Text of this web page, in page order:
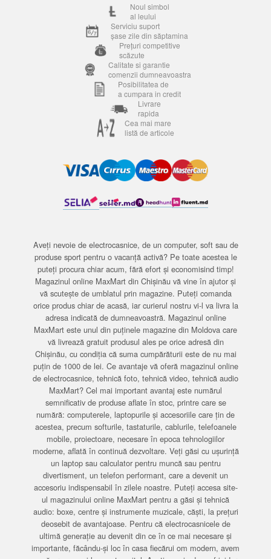
Noul simbol
al leului
Serviciu suport
șase zile din săptamina
Prețuri competitive
scăzute
Calitate si garantie
comenzii dumneavoastra
Posibilitatea de
a cumpara in credit
Livrare
rapida
Cea mai mare
listă de articole
Aveți nevoie de electrocasnice, de un computer, soft sau de
produse sport pentru o vacanță activă? Pe toate acestea le
puteți procura chiar acum, fără efort și economisind timp!
Magazinul online MaxMart din Chișinău vă vine în ajutor și
vă scutește de umblatul prin magazine. Puteți comanda
orice produs chiar de acasă, iar curierul nostru vi-l va livra la
adresa indicată de dumneavoastră. Magazinul online
MaxMart este unul din puținele magazine din Moldova care
vă livrează gratuit produsul ales pe orice adresă din
Chișinău, cu condiția că suma cumpărăturii este de nu mai
puțin de 1000 de lei. Ce avantaje vă oferă magazinul online
de electrocasnice, tehnică foto, tehnică video, tehnică audio
MaxMart? Cel mai important avantaj este numărul
semnificativ de produse aflate în stoc, printre care se
numără: computerele, laptopurile și accesoriile care țin de
acestea, precum softurile, tastaturile, cablurile, telefoanele
mobile, proiectoare, necesare în epoca tehnologiilor
moderne, aflată în continuă dezvoltare. Veți găsi cu ușurință
un laptop sau calculator pentru muncă sau pentru
divertisment, un telefon performant, care a devenit un
accesoriu indispensabil în zilele noastre. Puteți accesa site-
ul magazinului online MaxMart pentru a găsi și tehnică
audio: boxe, centre și instrumente muzicale, căști, la prețuri
deosebit de avantajoase. Pentru că electrocasnicele de
ultimă generație au devenit din ce în ce mai necesare și
importante, făcându-și loc în casa fiecărui om modern, avem